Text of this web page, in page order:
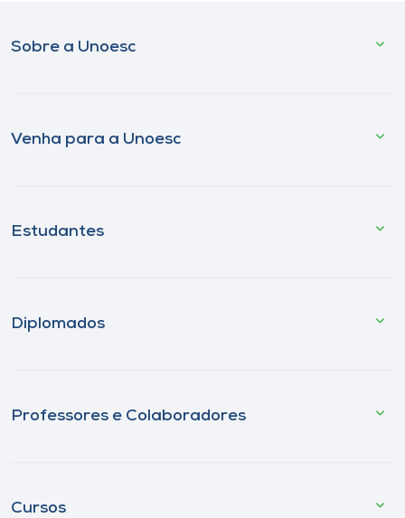
Sobre a Unoesc
Venha para a Unoesc
Estudantes
Diplomados
Professores e Colaboradores
Cursos